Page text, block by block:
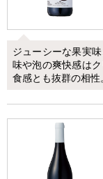
ジューシーな果実
味や泡の爽快感は
食感とも抜群の相性